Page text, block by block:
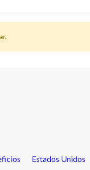
.
Estados Unidos